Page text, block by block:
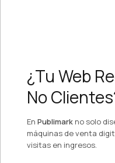
¿Tu Web
No
EnPublimark no solo
máquinas de venta
visitas en ingresos.